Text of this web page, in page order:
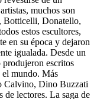
muchos son
Botticelli, Donatello,
estos escultores,
en su época y dejaron
igualada. Desde un
escritos
el mundo. Más
Calvino, Dino Buzzati
de lectores. La saga de